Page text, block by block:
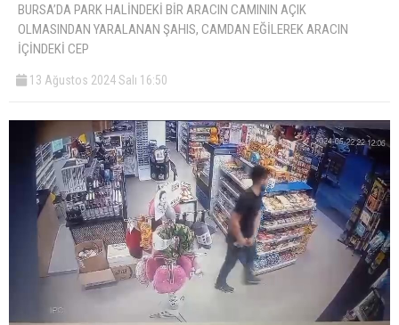
BURSA’DA PARK HALİNDEKİ BİR ARACIN CAMININ AÇIK
OLMASINDAN YARALANAN ŞAHIS, CAMDAN EĞİLEREK ARACIN
İÇİNDEKİ CEP
13 Ağustos 2024 Salı 16:50